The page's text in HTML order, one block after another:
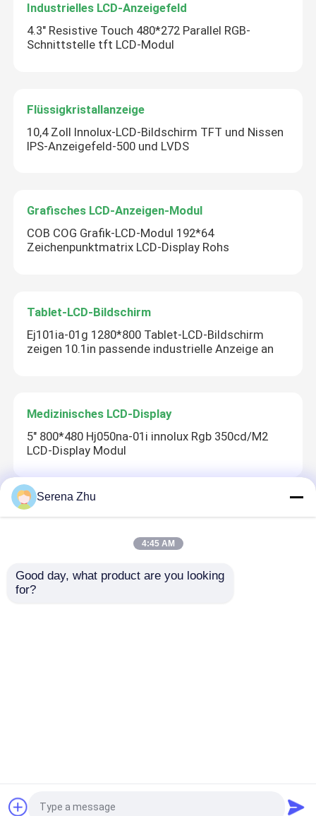
Industrielles LCD-Anzeigefeld
4.3" Resistive Touch 480*272 Parallel RGB-
Schnittstelle tft LCD-Modul
Flüssigkristallanzeige
10,4 Zoll Innolux-LCD-Bildschirm TFT und Nissen
IPS-Anzeigefeld-500 und LVDS
Grafisches LCD-Anzeigen-Modul
COB COG Grafik-LCD-Modul 192*64
Zeichenpunktmatrix LCD-Display Rohs
Tablet-LCD-Bildschirm
Ej101ia-01g 1280*800 Tablet-LCD-Bildschirm
zeigen 10.1in passende industrielle Anzeige an
Medizinisches LCD-Display
5" 800*480 Hj050na-01i innolux Rgb 350cd/M2
LCD-Display Modul
Automobil-LCD-Anzeige
8" Tft Lcd Display 800*600 Digitaler Fotoraum
Sun Electronic technology Co., Ltd.. All Rights
Serena Zhu
4:45 AM
Good day, what product are you looking
for?